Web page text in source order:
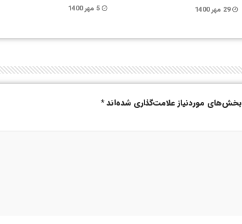
29 مهر 1400 5 مهر 1400
بخش‌های موردنیاز علامت‌گذاری شده‌اند*